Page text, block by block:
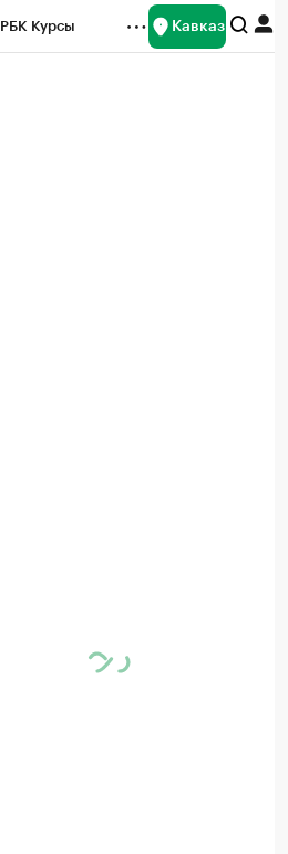
РБК Курсы Кавказ